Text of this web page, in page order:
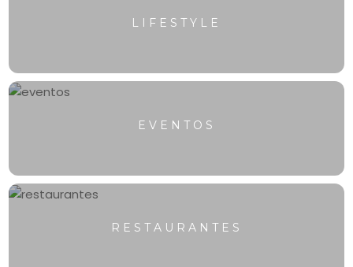
LIFESTYLE
EVENTOS
RESTAURANTES